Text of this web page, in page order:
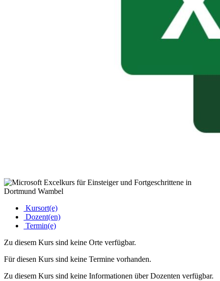
Kursort(e)
Dozent(en)
Termin(e)
Zu diesem Kurs sind keine Orte verfügbar.
Für diesen Kurs sind keine Termine vorhanden.
Zu diesem Kurs sind keine Informationen über Dozenten verfügbar.